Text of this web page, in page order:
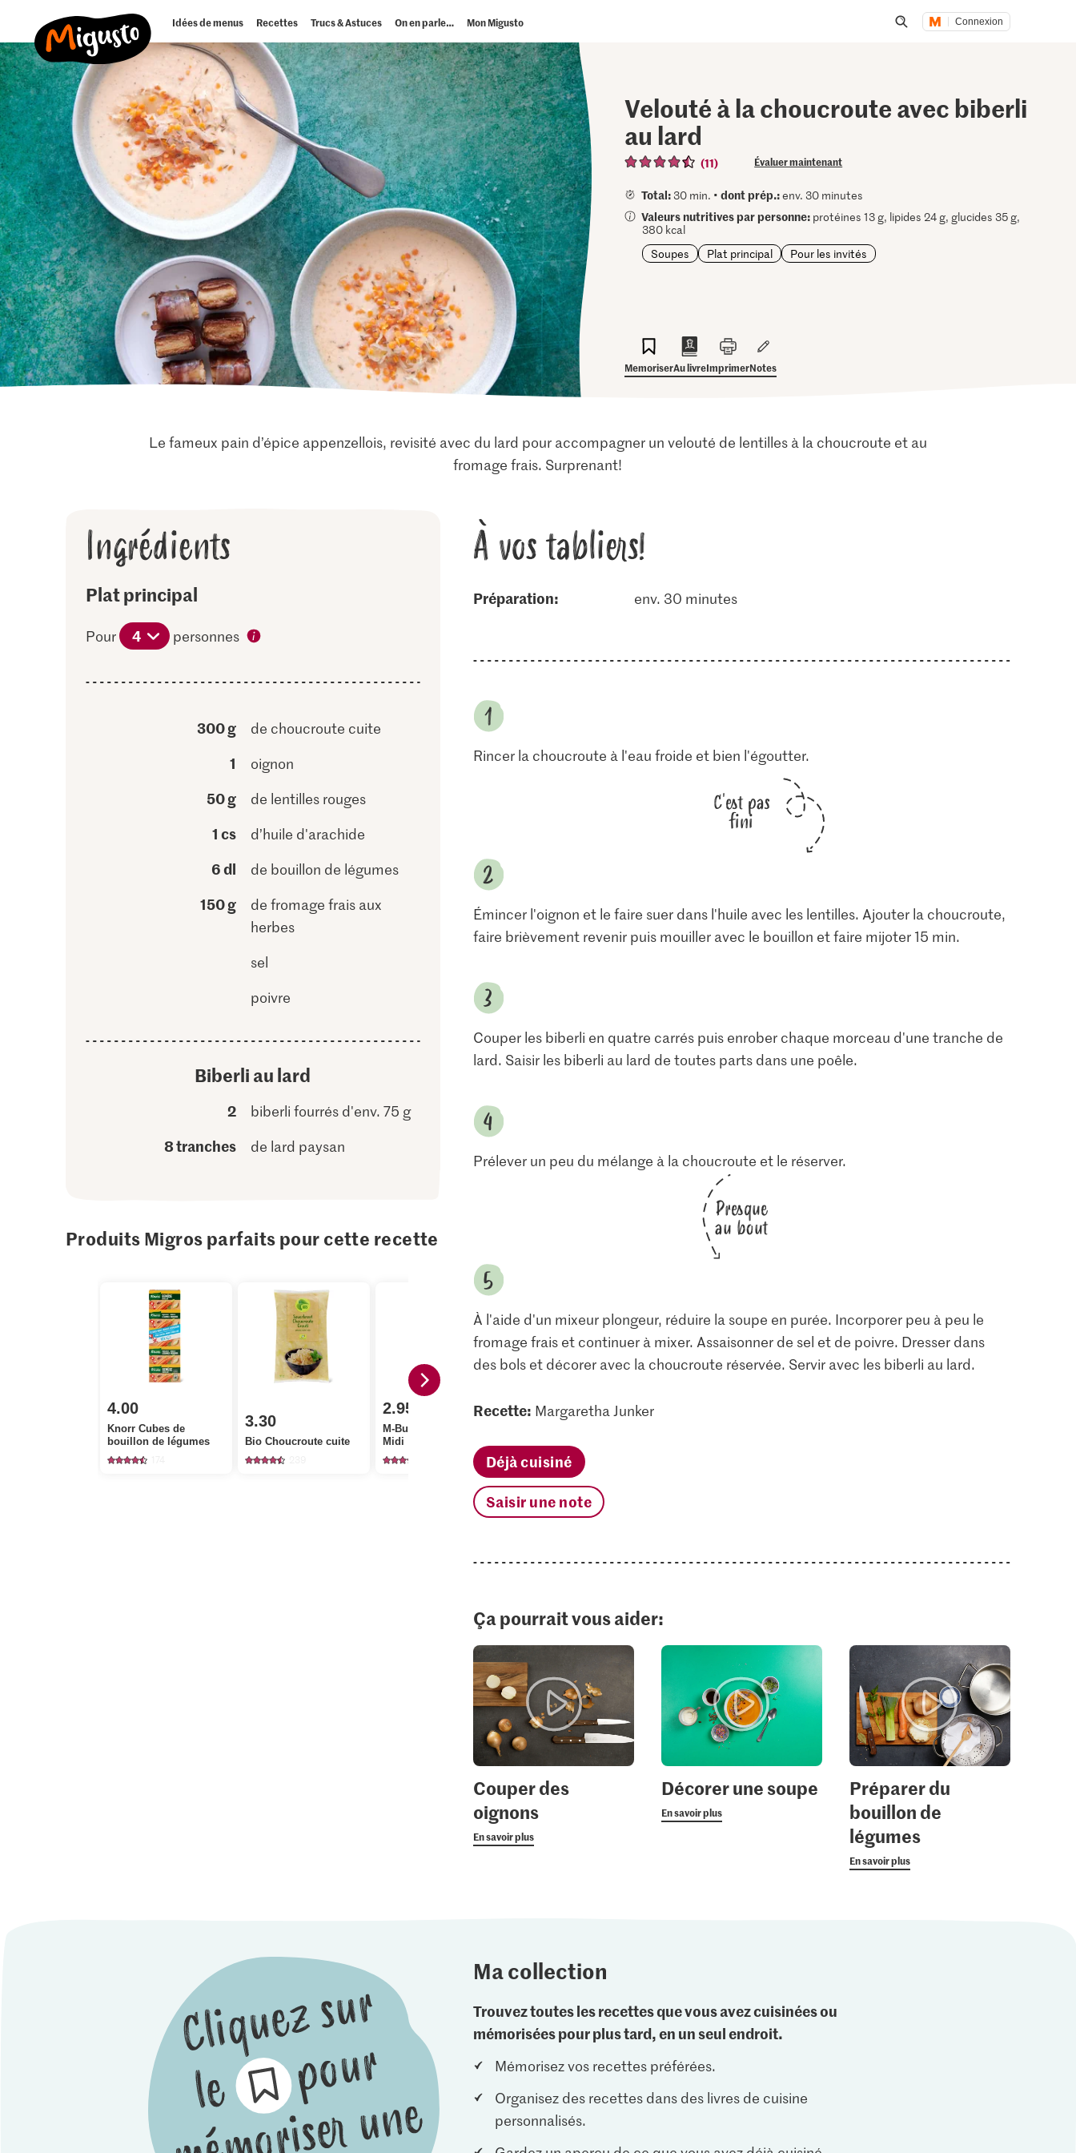
Idées de menus Recettes Trucs & Astuces On en parle… Mon Migusto Connexion
Velouté à la choucroute avec biberli
au lard
(11) Évaluer maintenant
Total: 30 min. •dont prép.:env. 30 minutes
Valeurs nutritives par personne: protéines 13 g, lipides 24 g, glucides 35 g,
380 kcal
Soupes
Plat principal Pour les invités
MemoriserAu livreImprimerNotes
Le fameux pain d’épice appenzellois, revisité avec du lard pour accompagner un velouté de lentilles à la choucroute et au
fromage frais. Surprenant!
Ingrédients
Plat principal
Pour 4 personnes
300 g de choucroute cuite
1 oignon
50 g de lentilles rouges
1 cs d’huile d'arachide
6 dl de bouillon de légumes
150 g
de fromage frais aux
herbes
sel
poivre
Biberli au lard
2 biberli fourrés d'env. 75 g
8 tranches de lard paysan
Produits Migros parfaits pour cette recette
4.00
Knorr Cubes de
bouillon de légumes
3.30
Bio Choucroute cuite
2.95
M-Budget Lard paysan
Midi
Petit Bonheur Biberlis
260
À vos tabliers!
Préparation: env. 30 minutes
Rincer la choucroute à l'eau froide et bien l'égoutter.
C'est pas
fini
Émincer l'oignon et le faire suer dans l'huile avec les lentilles. Ajouter la choucroute,
faire brièvement revenir puis mouiller avec le bouillon et faire mijoter 15 min.
Couper les biberli en quatre carrés puis enrober chaque morceau d'une tranche de
lard. Saisir les biberli au lard de toutes parts dans une poêle.
Prélever un peu du mélange à la choucroute et le réserver.
Presque
au bout
À l'aide d'un mixeur plongeur, réduire la soupe en purée. Incorporer peu à peu le
fromage frais et continuer à mixer. Assaisonner de sel et de poivre. Dresser dans
des bols et décorer avec la choucroute réservée. Servir avec les biberli au lard.
Recette: Margaretha Junker
Déjà cuisiné
Saisir une note
Ça pourrait vous aider:
Couper des
oignons
En savoir plus
Décorer une soupe
En savoir plus
Préparer du
bouillon de
légumes
En savoir plus
Ma collection
Trouvez toutes les recettes que vous avez cuisinées ou
mémorisées pour plus tard, en un seul endroit.
Mémorisez vos recettes préférées.
Organisez des recettes dans des livres de cuisine
personnalisés.